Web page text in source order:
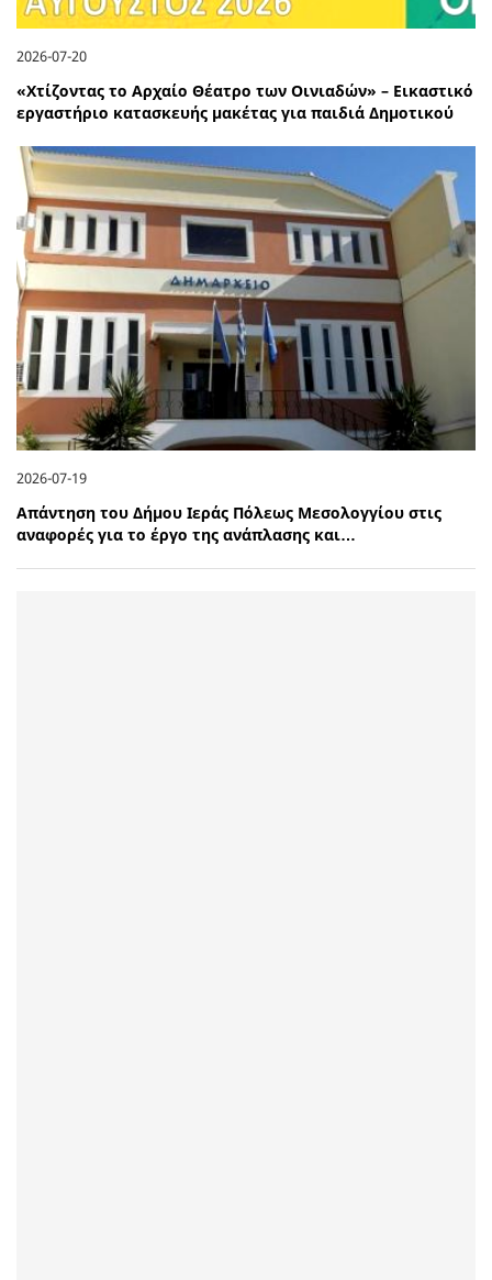
2026-07-20
«Χτίζοντας το Αρχαίο Θέατρο των Οινιαδών» – Εικαστικό
εργαστήριο κατασκευής μακέτας για παιδιά Δημοτικού
2026-07-19
Απάντηση του Δήμου Ιεράς Πόλεως Μεσολογγίου στις
αναφορές για το έργο της ανάπλασης και…